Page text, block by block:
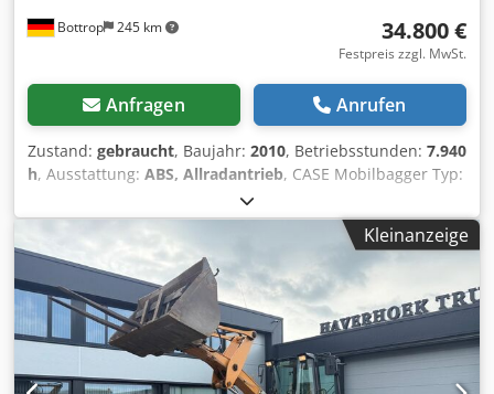
Bottrop 245 km 34.800 €
Festpreis zzgl. MwSt.
Anfragen Anrufen
Zustand: gebraucht, Baujahr: 2010, Betriebsstunden: 7.940
h, Ausstattung: ABS, Allradantrieb, CASE Mobilbagger Typ:
WX165 (Hydraulic Exavator) Typ approval number: N211
Motorhersteller : Case Motorleistung: 105 kW
Betriebsstunden : 7940 h Zul. Gesamtgewicht : 18000 kg
Transportlänge :8,19 m Transportbreite:1,91 m
Transporthöhe: 2,89 m Farbe : Gelb - Joystick-Steuerung -
Planierschild - Kamera Gerne unterstützen wir Sie auch im
Bereich Finanzierung/Leasing mit unserem Partnern.
Credpfozripcex Andjf Alle Angaben ohne Gewähr. Irrtum
und Zwischenhandel vorbehalten.
Kleinanzeige